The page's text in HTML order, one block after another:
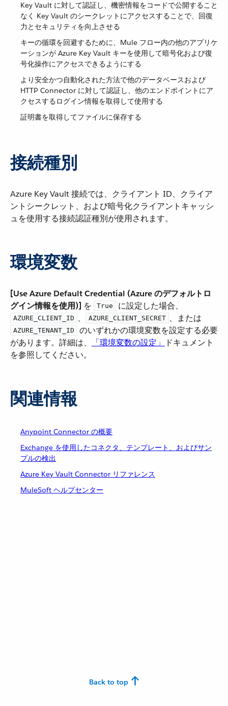
Key Vault に対して認証し、機密情報をコードで公開すること
なく Key Vault のシークレットにアクセスすることで、回復
力とセキュリティを向上させる
キーの循環を回避するために、Mule フロー内の他のアプリケ
ーションが Azure Key Vault キーを使用して暗号化および復
号化操作にアクセスできるようにする
より安全かつ自動化された方法で他のデータベースおよび
HTTP Connector に対して認証し、他のエンドポイントにア
クセスするログイン情報を取得して使用する
証明書を取得してファイルに保存する
接続種別
Azure Key Vault 接続では、クライアント ID、クライア
ントシークレット、および暗号化クライアントキャッシ
ュを使用する接続認証種別が使用されます。
環境変数
[Use Azure Default Credential (Azure のデフォルトロ
グイン情報を使用)] ​ を ​ True ​ に設定した場合、​
AZURE_CLIENT_ID ​、​ AZURE_CLIENT_SECRET ​、または ​
AZURE_TENANT_ID
​ のいずれかの環境変数を設定する必要
があります。詳細は、​
「環境変数の設定」
​ドキュメント
を参照してください。
関連情報
Anypoint Connector の概要
Exchange を使用したコネクタ、テンプレート、およびサン
プルの検出
Azure Key Vault Connector リファレンス
MuleSoft ヘルプセンター
Back to top